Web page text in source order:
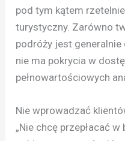
pod tym kątem
turystyczny. Zarówno
podróży jest
nie ma pokrycia w
pełnowartościowych
Nie wprowadzać
„Nie chcę przepłacać